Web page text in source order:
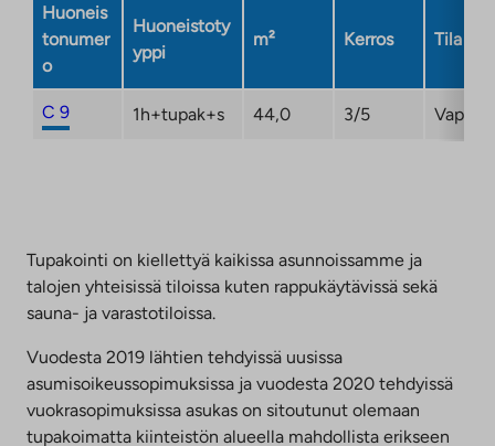
Huoneis
tonumer
o
Huoneistoty
yppi
m² Kerros Tila
C 9 1h+tupak+s 44,0 3/5 Vapaa
Tupakointi on kiellettyä kaikissa asunnoissamme ja
talojen yhteisissä tiloissa kuten rappukäytävissä sekä
sauna- ja varastotiloissa.
Vuodesta 2019 lähtien tehdyissä uusissa
asumisoikeussopimuksissa ja vuodesta 2020 tehdyissä
vuokrasopimuksissa asukas on sitoutunut olemaan
tupakoimatta kiinteistön alueella mahdollista erikseen